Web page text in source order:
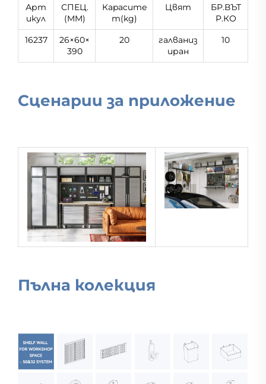
Арт
икул
СПЕЦ.
(MM)
Кapacитe
т(kg)
Цвят
БР.ВЪТ
Р.КО
16237
26×60×
390
20
галваниз
иран
10
Сценарии за приложение
Пълна колекция